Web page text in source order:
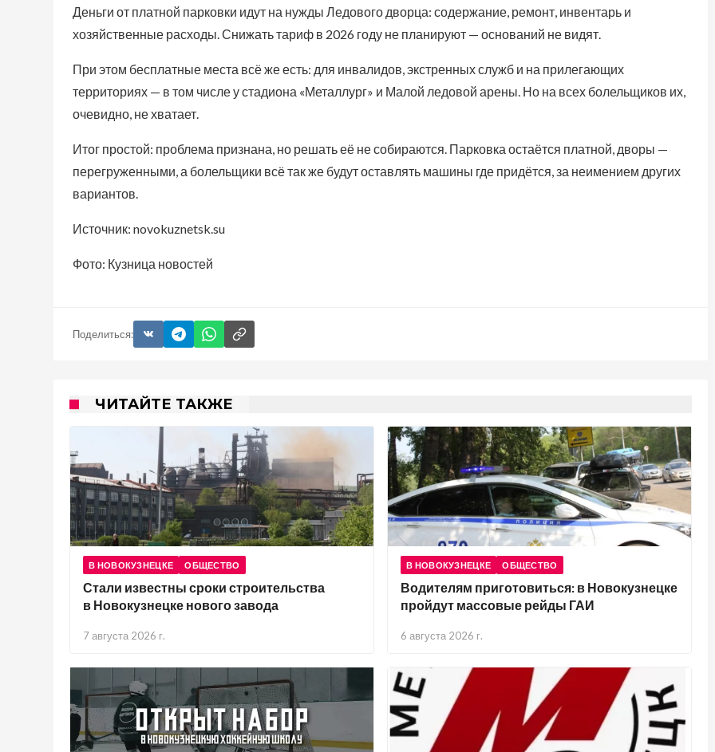
Деньги от платной парковки идут на нужды Ледового дворца: содержание, ремонт, инвентарь и
хозяйственные расходы. Снижать тариф в 2026 году не планируют — оснований не видят.
При этом бесплатные места всё же есть: для инвалидов, экстренных служб и на прилегающих
территориях — в том числе у стадиона «Металлург» и Малой ледовой арены. Но на всех болельщиков их,
очевидно, не хватает.
Итог простой: проблема признана, но решать её не собираются. Парковка остаётся платной, дворы —
перегруженными, а болельщики всё так же будут оставлять машины где придётся, за неимением других
вариантов.
Источник: novokuznetsk.su
Фото: Кузница новостей
Поделиться:
ЧИТАЙТЕ ТАКЖЕ
В НОВОКУЗНЕЦКЕ ОБЩЕСТВО
Стали известны сроки строительства
в Новокузнецке нового завода
7 августа 2026 г.
В НОВОКУЗНЕЦКЕ ОБЩЕСТВО
Водителям приготовиться: в Новокузнецке
пройдут массовые рейды ГАИ
6 августа 2026 г.